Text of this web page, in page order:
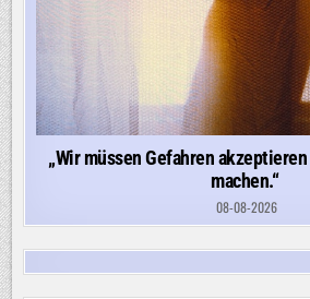
„Wir müssen Gefahren
machen.“
08-08-2026